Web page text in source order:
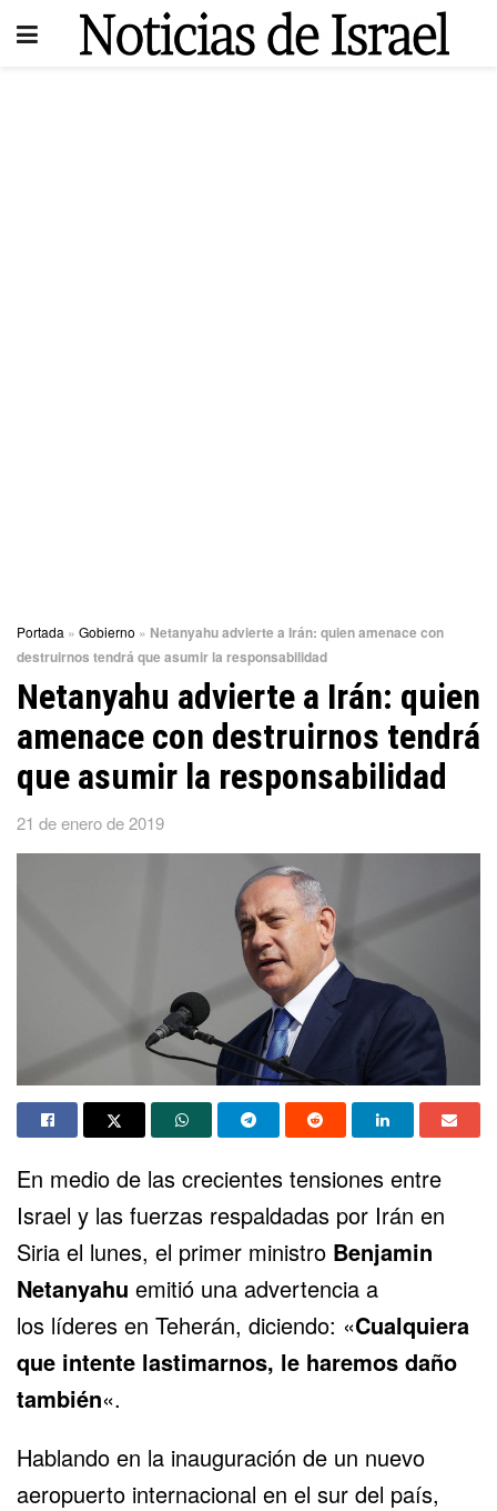
Portada » Gobierno » Netanyahu advierte a Irán: quien amenace con
destruirnos tendrá que asumir la responsabilidad
Netanyahu advierte a Irán: quien
amenace con destruirnos tendrá
que asumir la responsabilidad
21 de enero de 2019
En medio de las crecientes tensiones entre
Israel y las fuerzas respaldadas por Irán en
Siria el lunes, el primer ministro Benjamin
Netanyahu emitió una advertencia a
los líderes en Teherán, diciendo: «Cualquiera
que intente lastimarnos, le haremos daño
también«.
Hablando en la inauguración de un nuevo
aeropuerto internacional en el sur del país,